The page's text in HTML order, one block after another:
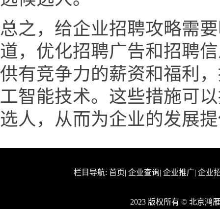
总之，给企业招聘攻略需
道，优化招聘广告和招聘
供有竞争力的薪资和福利
工智能技术。这些措施可
选人，从而为企业的发展
栏目导航: 首页| 企业查询| 企业推广| 企业
2023 版权所有 © 北京鸿